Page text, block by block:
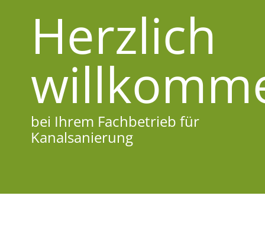
Herzlich
bei Ihrem Fachbetrieb für
Kanalsanierung